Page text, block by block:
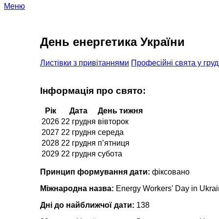
Меню
День енергетика України
Листівки з привітаннями Професійні свята у
Інформація про свято:
Рік Дата
День тижня
2026 22 грудня вівторок
2027 22 грудня середа
2028 22 грудня п’ятниця
2029 22 грудня субота
Принцип формування дати: фіксовано
Міжнародна назва: Energy Workers' Day in
Дні до найближчої дати: 138